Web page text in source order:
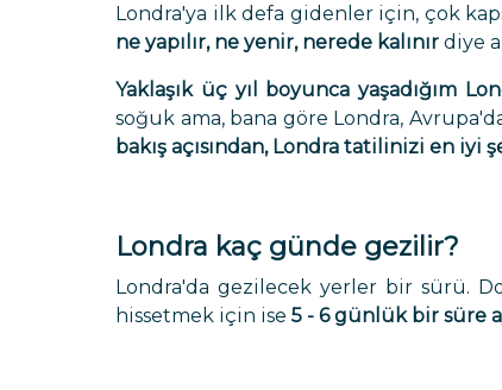
Londra'ya ilk defa gidenler için, çok
ne yapılır, ne yenir, nerede kalınır diye
Yaklaşık üç yıl boyunca yaşadığım
soğuk ama, bana göre Londra,
bakış açısından, Londra tatilinizi en
Londra kaç günde gezilir?
Londra'da gezilecek yerler bir sürü.
hissetmek için ise 5 - 6 günlük bir süre